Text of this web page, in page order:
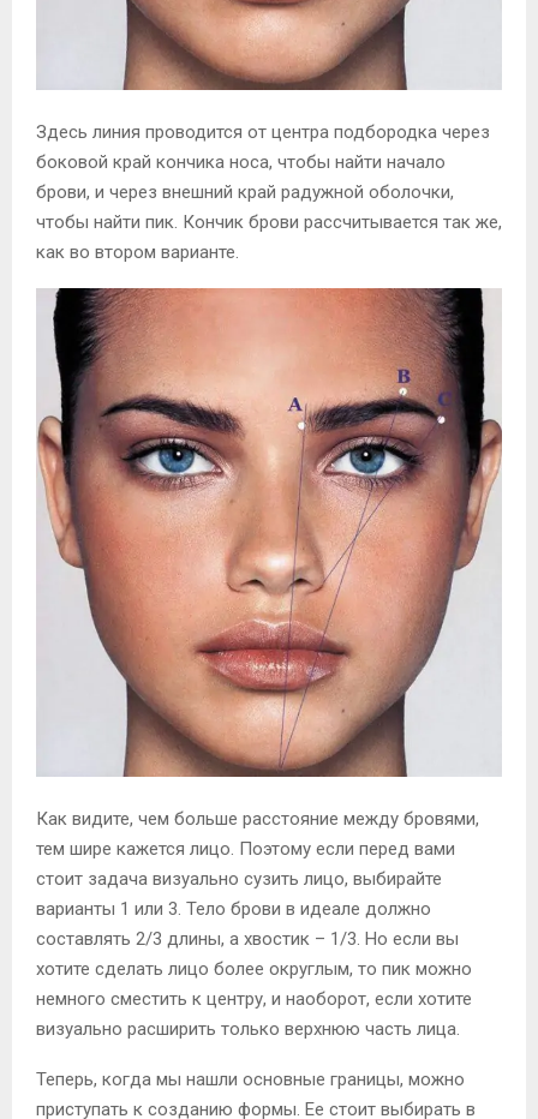
Здесь линия проводится от центра подбородка через
боковой край кончика носа, чтобы найти начало
брови, и через внешний край радужной оболочки,
чтобы найти пик. Кончик брови рассчитывается так же,
как во втором варианте.
Как видите, чем больше расстояние между бровями,
тем шире кажется лицо. Поэтому если перед вами
стоит задача визуально сузить лицо, выбирайте
варианты 1 или 3. Тело брови в идеале должно
составлять 2/3 длины, а хвостик – 1/3. Но если вы
хотите сделать лицо более округлым, то пик можно
немного сместить к центру, и наоборот, если хотите
визуально расширить только верхнюю часть лица.
Теперь, когда мы нашли основные границы, можно
приступать к созданию формы. Ее стоит выбирать в